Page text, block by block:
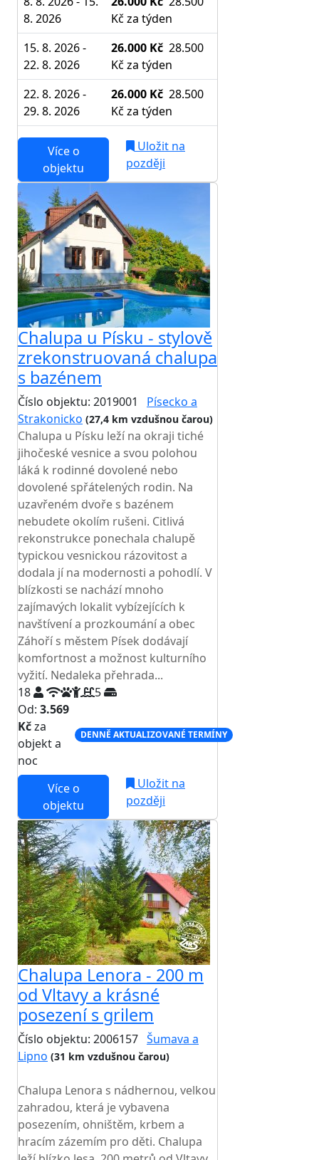
8. 2026
Kč za týden
15. 8. 2026 -
22. 8. 2026
26.000 Kč 28.500
Kč za týden
22. 8. 2026 -
29. 8. 2026
26.000 Kč 28.500
Kč za týden
Více o
objektu
Uložit na
později
Chalupa u Písku - stylově
zrekonstruovaná chalupa
s bazénem
Číslo objektu: 2019001
Písecko a
Strakonicko (27,4 km vzdušnou čarou)
Chalupa u Písku leží na okraji tiché
jihočeské vesnice a svou polohou
láká k rodinné dovolené nebo
dovolené spřátelených rodin. Na
uzavřeném dvoře s bazénem
nebudete okolím rušeni. Citlivá
rekonstrukce ponechala chalupě
typickou vesnickou rázovitost a
dodala jí na modernosti a pohodlí. V
blízkosti se nachází mnoho
zajímavých lokalit vybízejících k
navštívení a prozkoumání a obec
Záhoří s městem Písek dodávají
komfortnost a možnost kulturního
vyžití. Nedaleka přehrada...
18
5
Od: 3.569
Kčza
objekt a
noc
DENNĚ AKTUALIZOVANÉ TERMÍNY
Více o
objektu
Uložit na
později
Chalupa Lenora - 200 m
od Vltavy a krásné
posezení s grilem
Číslo objektu: 2006157 Šumava a
Lipno (31 km vzdušnou čarou)
Chalupa Lenora s nádhernou, velkou
zahradou, která je vybavena
posezením, ohništěm, krbem a
hracím zázemím pro děti. Chalupa